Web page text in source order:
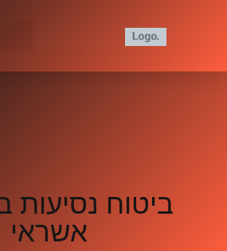
ביטוח נסיעות
אשראי